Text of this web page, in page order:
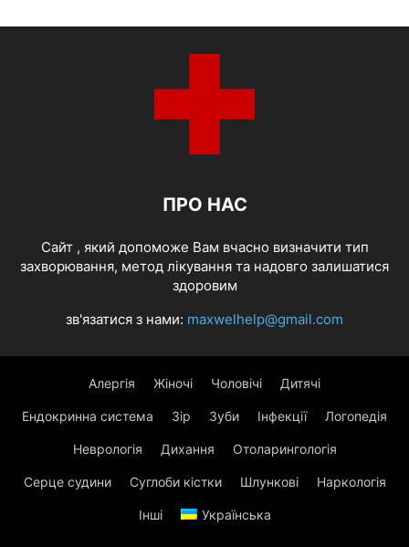
ПРО НАС
Cайт , який допоможе Вам вчасно визначити тип
захворювання, метод лікування та надовго залишатися
здоровим
зв'язатися з нами: maxwelhelp@gmail.com
Алергія Жіночі Чоловічі Дитячі
Ендокринна система Зір Зуби Інфекції Логопедія
Неврологія Дихання Отоларингологія
Серце судини Суглоби кістки Шлункові Наркологія
Інші Українська